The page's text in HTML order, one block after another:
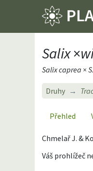
Salix×
Salix caprea ×
Druhy
Přehled
Chmelař J. &
Váš prohlížeč